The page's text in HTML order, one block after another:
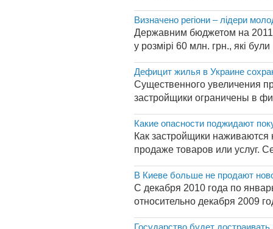
Визначено регіони – лідери
Державним бюджетом на 2011
у розмірі 60 млн. грн., які
Дефицит жилья в Украине
Существенного увеличения
застройщики ограничены в
Какие опасности поджидают
Как застройщики
продаже товаров или услуг.
В Киеве больше не продают
С декабря 2010 года по
относительно декабря 2009